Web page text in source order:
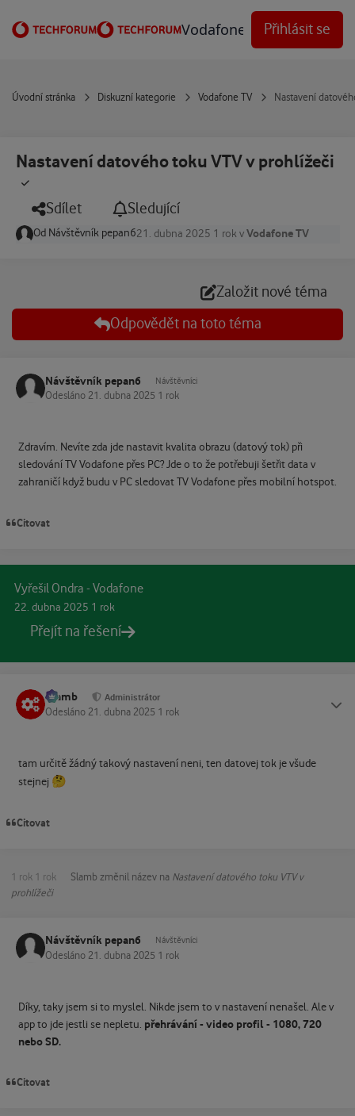
Vodafone Techforum
Přihlásit se
Úvodní stránka Diskuzní kategorie Vodafone TV Nastavení
Nastavení datového toku VTV v prohlížeči
Sdílet Sledující
Od Návštěvník pepan621. dubna 2025 1 rokvVodafone TV
Založit nové téma
Odpovědět na toto téma
Návštěvník pepan6 Návštěvníci
Odesláno 21. dubna 2025 1 rok
Zdravím. Nevíte zda jde nastavit kvalita obrazu (datový tok) při
sledování TV Vodafone přes PC? Jde o to že potřebuji šetřit data v
zahraničí když budu v PC sledovat TV Vodafone přes mobilní hotspot.
Citovat
Vyřešil Ondra - Vodafone
22. dubna 2025 1 rok
Přejít na řešení
Slamb Administrátor
Odesláno 21. dubna 2025 1 rok
tam určitě žádný takový nastavení neni, ten datovej tok je všude
stejnej 🤔
Citovat
1 rok 1 rok Slamb změnil název na Nastavení datového toku VTV v
prohlížeči
Návštěvník pepan6 Návštěvníci
Odesláno 21. dubna 2025 1 rok
Díky, taky jsem si to myslel. Nikde jsem to v nastavení nenašel. Ale v
app to jde jestli se nepletu. přehrávání - video profil - 1080, 720
nebo SD.
Citovat